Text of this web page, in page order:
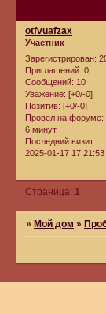
otfvuafzax
Участник
Зарегистрирован:
Приглашений: 0
Сообщений: 10
Уважение: [+0/-0]
Позитив: [+0/-0]
Провел на форуме:
6 минут
Последний визит:
2025-01-17 17:21:53
Страница: 1
» Мой дом »